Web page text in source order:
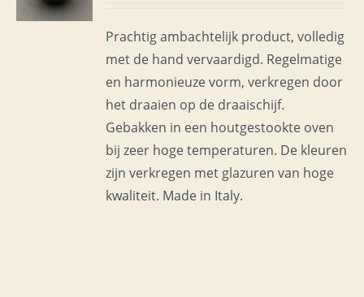
Prachtig ambachtelijk product, volledig
met de hand vervaardigd. Regelmatige
en harmonieuze vorm, verkregen door
het draaien op de draaischijf.
Gebakken in een houtgestookte oven
bij zeer hoge temperaturen. De kleuren
zijn verkregen met glazuren van hoge
kwaliteit. Made in Italy.